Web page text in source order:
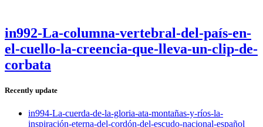
in992-La-columna-vertebral-del-país-en-
el-cuello-la-creencia-que-lleva-un-clip-de-
corbata
Recently update
in994-La-cuerda-de-la-gloria-ata-montañas-y-ríos-la-
inspiración-eterna-del-cordón-del-escudo-nacional-español